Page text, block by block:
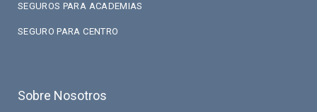
SEGUROS PARA ACADEMIAS
SEGURO PARA CENTRO
Sobre Nosotros